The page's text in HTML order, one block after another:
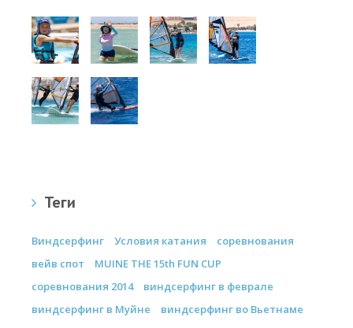
Теги
Виндсерфинг Условия катания
соревнования
вейв спот
MUINE THE 15th FUN CUP
соревнования 2014
виндсерфинг в феврале
виндсерфинг в Муйне
виндсерфинг во Вьетнаме